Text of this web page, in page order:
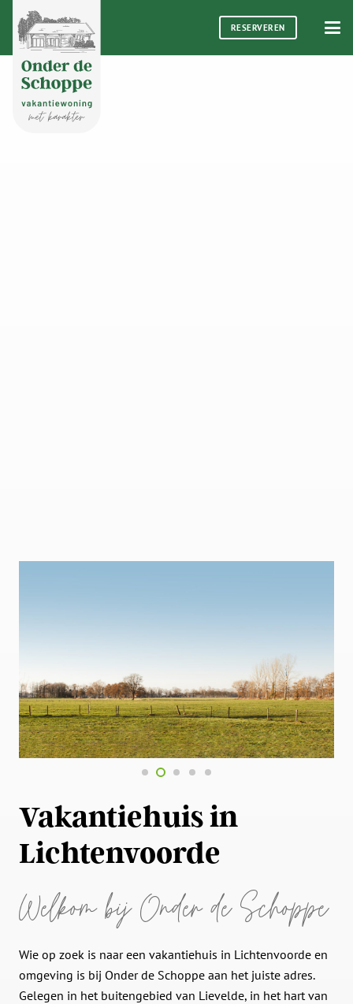
RESERVEREN
Vakantiehuis in
Lichtenvoorde
Welkom bij Onder de Schoppe
Wie op zoek is naar een vakantiehuis in Lichtenvoorde en
omgeving is bij Onder de Schoppe aan het juiste adres.
Gelegen in het buitengebied van Lievelde, in het hart van